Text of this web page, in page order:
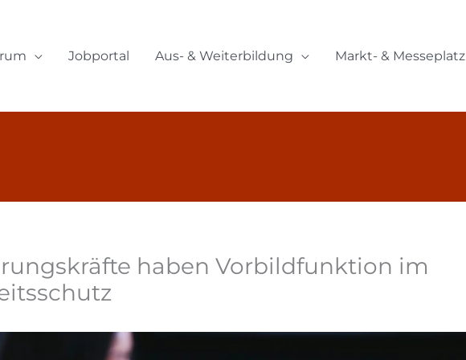
Jobportal Aus- & Weiterbildung Markt- & Messeplatz
haben Vorbildfunktion im